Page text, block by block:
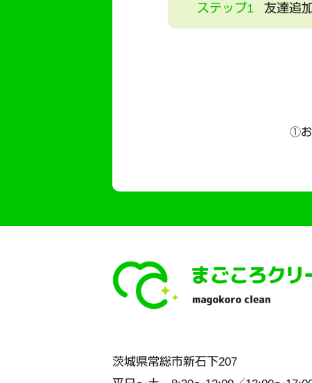
ステップ1 友達追加
①お
茨城県常総市新石下207